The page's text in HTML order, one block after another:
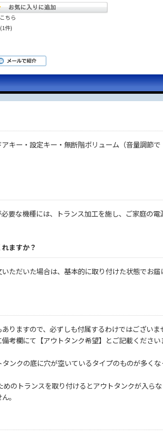
ちら
(1件)
キー・設定キー・無断階ボリューム（音量調節で
要な機種には、トランス加工を施し、ご家庭の電
ますか？
ただいた場合は、基本的に取り付けた状態でお届
りますので、必ずしも付属するわけではございま
考欄にて【アウトタンク希望】とご記載ください
ンクの底に穴が空いているタイプのものが多くな
のトランスを取り付けるとアウトタンクが入らな
。